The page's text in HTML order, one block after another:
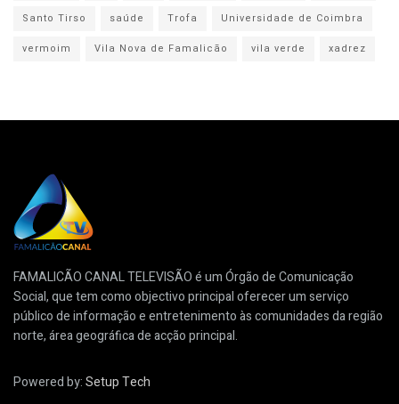
Santo Tirso
saúde Trofa
Universidade de Coimbra
vermoim
Vila Nova de Famalicão vila verde xadrez
FAMALICÃO CANAL TELEVISÃO é um Órgão de Comunicação
Social, que tem como objectivo principal oferecer um serviço
público de informação e entretenimento às comunidades da região
norte, área geográfica de acção principal.
Powered by:Setup Tech